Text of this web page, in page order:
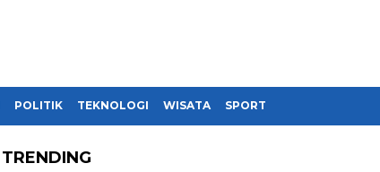
POLITIK TEKNOLOGI WISATA SPORT
TRENDING